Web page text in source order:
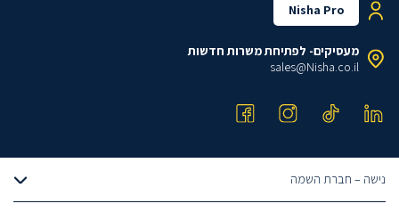
Nisha Pro
מעסיקים- לפתיחת משרות חדשות
sales@Nisha.co.il
נישה – חברת השמה